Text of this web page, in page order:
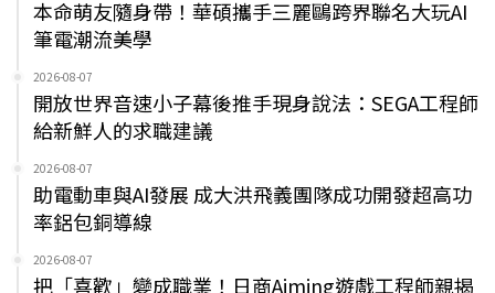
本命萌友隨身帶！華碩攜手三麗鷗跨界聯名大玩AI
筆電潮流美學
2026-08-07
開放世界音速小子幕後推手現身說法：SEGA工程師
給新鮮人的求職建議
2026-08-07
助電動車與AI發展 成大洪飛義團隊成功開發超高功
率鋁包銅導線
2026-08-07
把「喜歡」變成職業！日商Aiming遊戲工程師親揭